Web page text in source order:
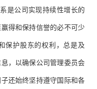
是公司实现持续性增长的
得和保持信誉的必不可少
保护股东的权利，总是及
，以确保公司管理委员会
还始终坚持遵守国际和各